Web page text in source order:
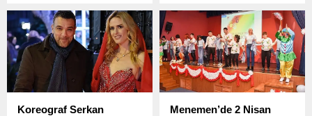
Operası fırtınası esti.
gönül veren bir çok yerden
tebrik mesajları alıyor.
Koreograf Serkan
Menemen’de 2 Nisan